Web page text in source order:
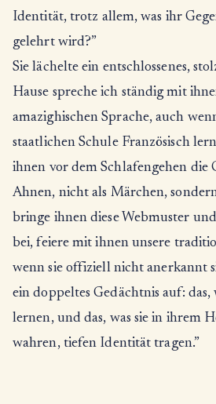
Identität, trotz allem, was ihr
gelehrt wird?”
Sie lächelte ein entschlossenes,
Hause spreche ich ständig mit
amazighischen Sprache, auch
staatlichen Schule Französisch
ihnen vor dem Schlafengehen die
Ahnen, nicht als Märchen,
bringe ihnen diese Webmuster
bei, feiere mit ihnen unsere
wenn sie offiziell nicht anerkannt
ein doppeltes Gedächtnis auf: das,
lernen, und das, was sie in ihrem
wahren, tiefen Identität tragen.”